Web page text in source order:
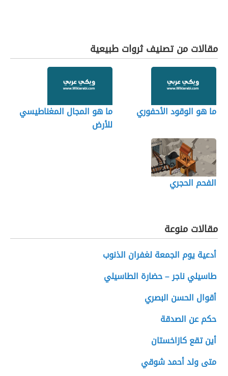
مقالات من تصنيف ثروات طبيعية
ما هو الوقود الأحفوري
ما هو المجال المغناطيسي
للأرض
الفحم الحجري
مقالات منوعة
أدعية يوم الجمعة لغفران الذنوب
طاسيلي ناجر – حضارة الطاسيلي
أقوال الحسن البصري
حكم عن الصدقة
أين تقع كازاخستان
متى ولد أحمد شوقي